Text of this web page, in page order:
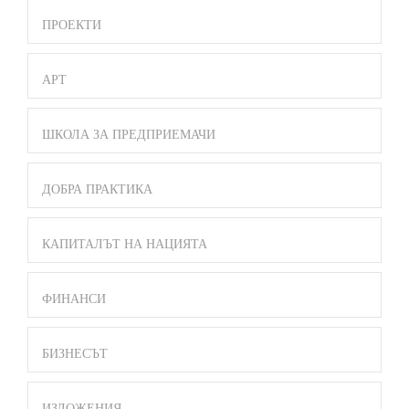
ПРОЕКТИ
АРТ
ШКОЛА ЗА ПРЕДПРИЕМАЧИ
ДОБРА ПРАКТИКА
КАПИТАЛЪТ НА НАЦИЯТА
ФИНАНСИ
БИЗНЕСЪТ